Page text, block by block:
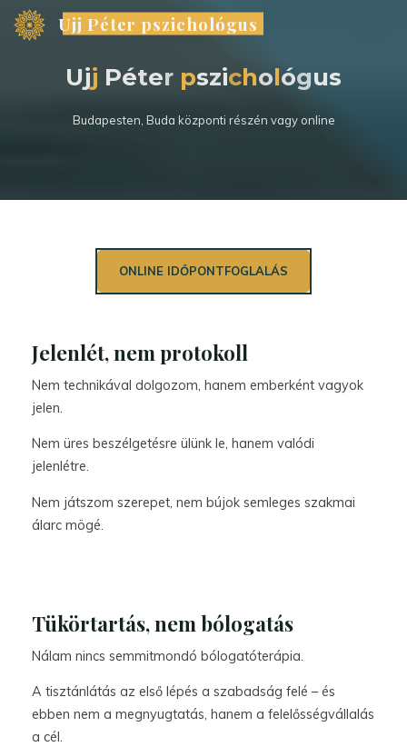
Skip
Ujj Péter pszichológus
Ujj
j Péter p
pszic
ch
hológus
Budapesten, Buda központi részén vagy online
ONLINE IDŐPONTFOGLALÁS
Jelenlét, nem protokoll
Nem technikával dolgozom, hanem emberként vagyok
jelen.
Nem üres beszélgetésre ülünk le, hanem valódi
jelenlétre.
Nem játszom szerepet, nem bújok semleges szakmai
álarc mögé.
Tükörtartás, nem bólogatás
Nálam nincs semmitmondó bólogatóterápia.
A tisztánlátás az első lépés a szabadság felé – és
ebben nem a megnyugtatás, hanem a felelősségvállalás
a cél.